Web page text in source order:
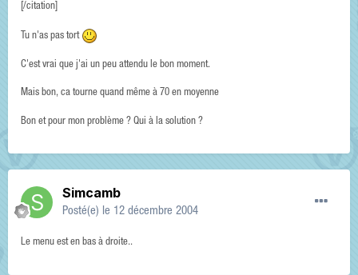
[/citation]
Tu n'as pas tort
C'est vrai que j'ai un peu attendu le bon moment.
Mais bon, ca tourne quand même à 70 en moyenne
Bon et pour mon problème ? Qui à la solution ?
Simcamb
Posté(e) le 12 décembre 2004
Le menu est en bas à droite..